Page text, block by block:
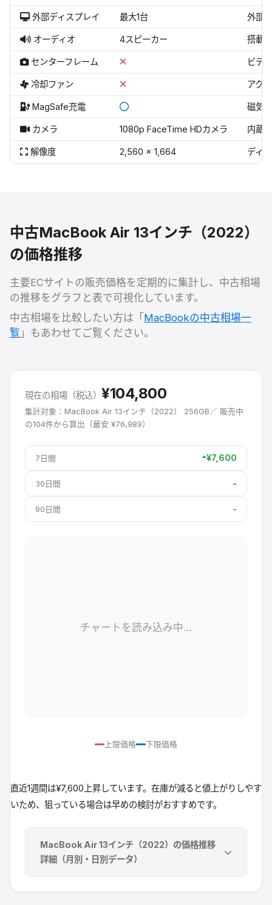
外部ディスプレイ 最大1台 外部
オーディオ 4スピーカー 搭載
センターフレーム ビデ
冷却ファン アク
MagSafe充電 磁気
カメラ 1080p FaceTime HDカメラ 内蔵
解像度 2,560 x 1,664 ディ
中古MacBook Air 13インチ（2022）
の価格推移
主要ECサイトの販売価格を定期的に集計し、中古相場
の推移をグラフと表で可視化しています。
中古相場を比較したい方は「 MacBookの中古相場一
覧 」もあわせてご覧ください。
現在の相場（税込） ¥104,800
集計対象： MacBook Air 13インチ（2022） 256GB／ 販売中
の104件から算出（最安 ¥76,989）
7日間 ¥7,600
30日間 -
90日間 -
チャートを読み込み中…
上限価格 下限価格
直近1週間は¥7,600上昇しています。在庫が減ると値上がりしやす
いため、狙っている場合は早めの検討がおすすめです。
MacBook Air 13インチ（2022） の価格推移
詳細（月別・日別データ）